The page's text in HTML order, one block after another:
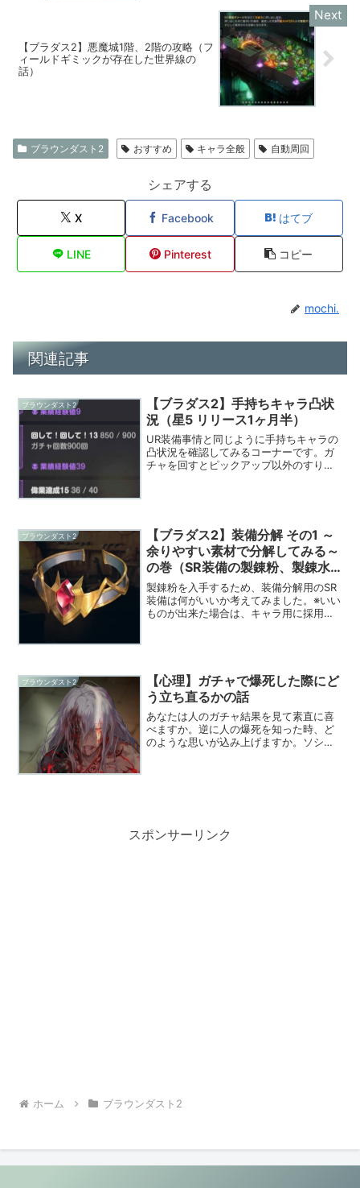
【ブラダス2】悪魔城1階、2階の攻略（フ
ィールドギミックが存在した世界線の
話）
ブラウンダスト2 おすすめ キャラ全般 自動周回
シェアする
X Facebook はてブ
LINE Pinterest コピー
mochi.
関連記事
ブラウンダスト2
【ブラダス2】手持ちキャラ凸状
況（星5 リリース1ヶ月半）
UR装備事情と同じように手持ちキャラの
凸状況を確認してみるコーナーです。ガ
チャを回すとピックアップ以外のすり抜
ブラウンダスト2
【ブラダス2】装備分解 その1 ～
余りやすい素材で分解してみる～
の巻（SR装備の製錬粉、製錬水
晶の入手量）
製錬粉を入手するため、装備分解用のSR
装備は何がいいか考えてみました。※いい
ものが出来た場合は、キャラ用に採用も
ブラウンダスト2
【心理】ガチャで爆死した際にど
う立ち直るかの話
あなたは人のガチャ結果を見て素直に喜
べますか。逆に人の爆死を知った時、ど
のような思いが込み上げますか。ソシャ
スポンサーリンク
ホーム ブラウンダスト2